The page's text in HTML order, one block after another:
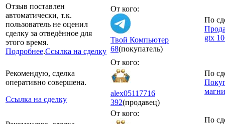
Отзыв поставлен
автоматически, т.к.
пользователь не оценил
сделку за отведённое для
этого время.
Подробнее.Ссылка на сделку
От кого:
Твой Компьютер
68(покупатель)
По
gtx
Рекомендую, сделка
оперативно совершена.
Ссылка на сделку
От кого:
alex05117716
392(продавец)
По
От кого:
По